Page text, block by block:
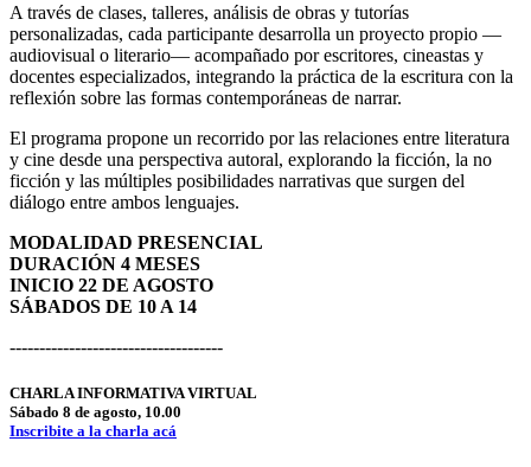
A través de clases, talleres, análisis de obras y tutorías
personalizadas, cada participante desarrolla un proyecto propio —
audiovisual o literario— acompañado por escritores, cineastas y
docentes especializados, integrando la práctica de la escritura con la
reflexión sobre las formas contemporáneas de narrar.
El programa propone un recorrido por las relaciones entre literatura
y cine desde una perspectiva autoral, explorando la ficción, la no
ficción y las múltiples posibilidades narrativas que surgen del
diálogo entre ambos lenguajes.
MODALIDAD PRESENCIAL
DURACIÓN 4 MESES
INICIO 22 DE AGOSTO
SÁBADOS DE 10 A 14
------------------------------------
CHARLA INFORMATIVA VIRTUAL
Sábado 8 de agosto, 10.00
Inscribite a la charla acá